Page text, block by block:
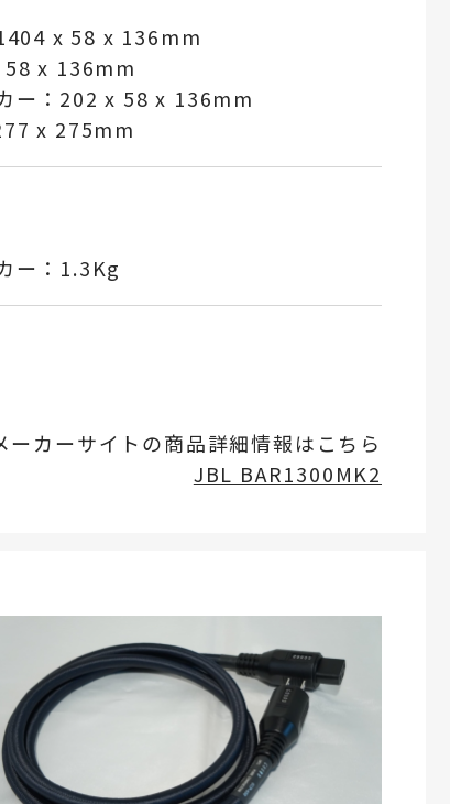
x 58 x 136mm
58 x 136mm
ー：202 x 58 x 136mm
x 275mm
ー：1.3Kg
ーカーサイトの商品詳細情報はこちら
JBL BAR1300MK2